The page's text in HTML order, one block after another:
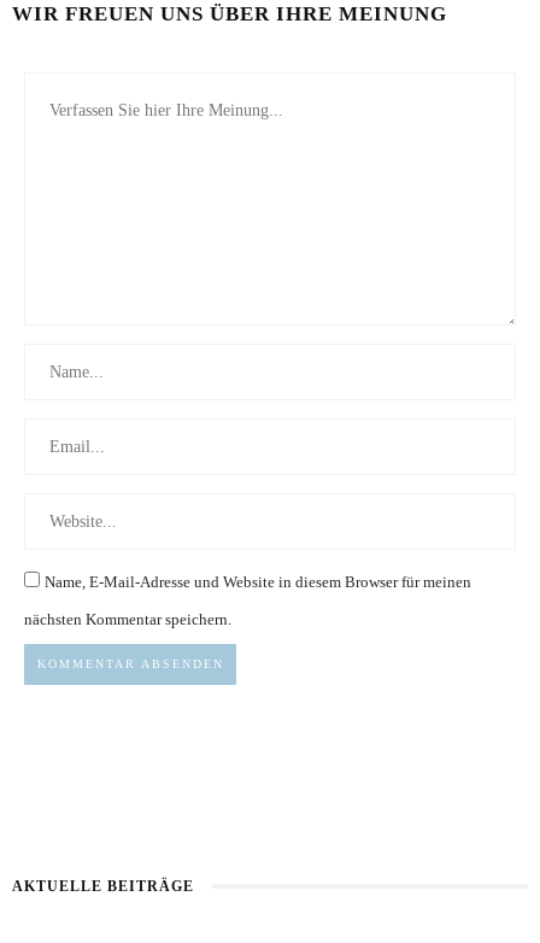
WIR FREUEN UNS ÜBER IHRE MEINUNG
Name, E-Mail-Adresse und Website in diesem Browser für meinen
nächsten Kommentar speichern.
AKTUELLE BEITRÄGE